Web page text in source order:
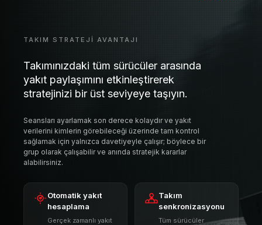
TAKIM STRATEJI AVANTAJI
Takımınızdaki tüm sürücüler arasında
yakıt paylaşımını etkinleştirerek
stratejinizi bir üst seviyeye taşıyın.
Seansları ayarlamak son derece kolaydır ve yakıt
verilerini kimlerin görebileceği üzerinde tam kontrol
sağlamak için yalnızca davetiyeyle çalışır; böylece bir
grup olarak çalışabilir ve anında stratejik kararlar
alabilirsiniz.
Otomatik yakıt
hesaplama
Gerçek zamanlı yakıt
Takım
senkronizasyonu
Tüm sürücüler